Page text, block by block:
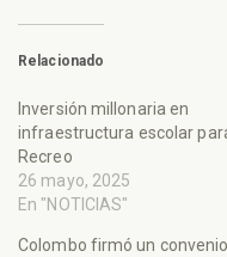
Relacionado
Inversión millonaria en
infraestructura escolar
Recreo
26 mayo, 2025
En "NOTICIAS"
Colombo firmó un convenio